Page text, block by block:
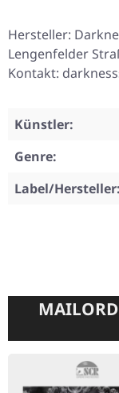
Hersteller:
Lengenfelder
Kontakt:
Künstler:
Genre:
Label/Hersteller: